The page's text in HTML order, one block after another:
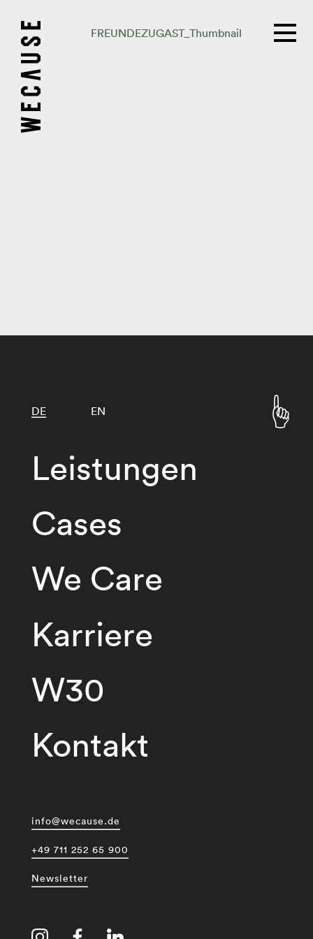
FREUNDEZUGAST_Thumbnail
Leistungen
Cases
We Care
Karriere
W30
Kontakt
DE EN
info@wecause.de
+49 711 252 65 900
Newsletter